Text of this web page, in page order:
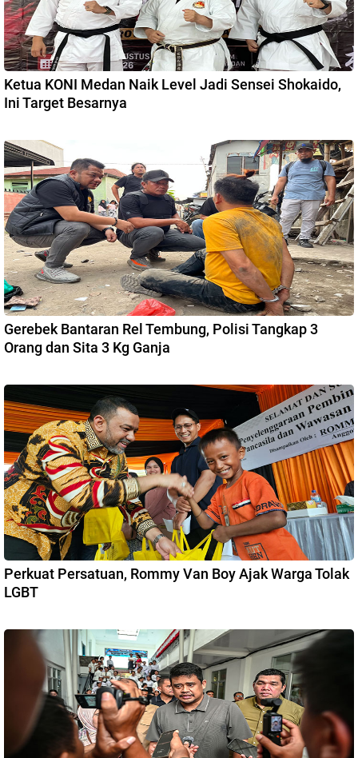
Ketua KONI Medan Naik Level Jadi Sensei Shokaido,
Ini Target Besarnya
Gerebek Bantaran Rel Tembung, Polisi Tangkap 3
Orang dan Sita 3 Kg Ganja
Perkuat Persatuan, Rommy Van Boy Ajak Warga Tolak
LGBT